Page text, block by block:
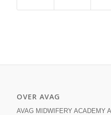
OVER AVAG
AVAG MIDWIFERY ACADEMY